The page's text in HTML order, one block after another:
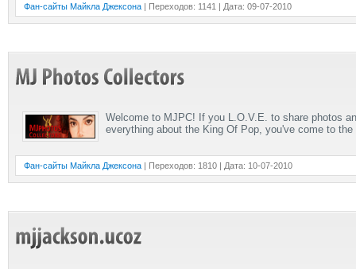
Фан-сайты Майкла Джексона | Переходов: 1141 | Дата: 09-07-2010
Welcome to MJPC! If you L.O.V.E. to share photos
everything about the King Of Pop, you've come to the
Фан-сайты Майкла Джексона | Переходов: 1810 | Дата: 10-07-2010